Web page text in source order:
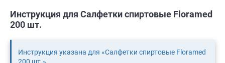
Инструкция для Салфетки спиртовые Floramed
200 шт.
Инструкция указана для «Салфетки спиртовые Floramed